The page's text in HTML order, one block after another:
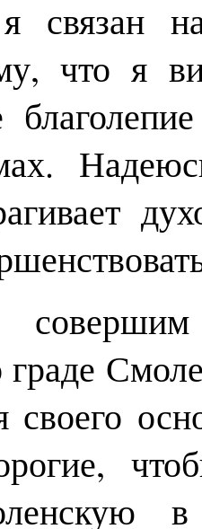
связан
что я
своего